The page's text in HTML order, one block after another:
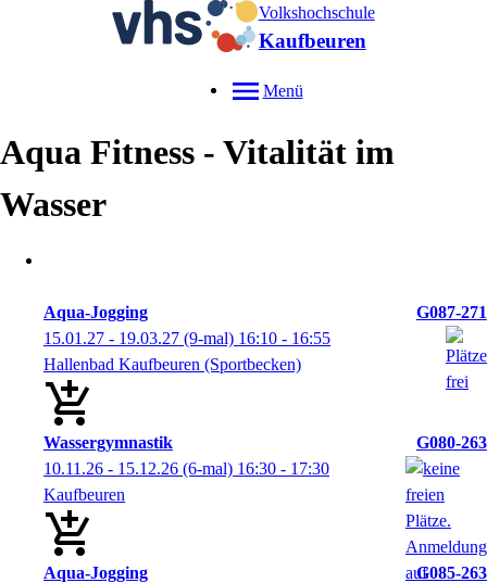
Volkshochschule
Kaufbeuren
Menü
Aqua Fitness - Vitalität im
Wasser
Wassergymnastik
G080-263
10.11.26 - 15.12.26 (6-mal) 16:30 - 17:30
Kaufbeuren
Aqua-Jogging
G085-263
Aqua-Jogging
G087-271
15.01.27 - 19.03.27 (9-mal) 16:10 - 16:55
Hallenbad Kaufbeuren (Sportbecken)